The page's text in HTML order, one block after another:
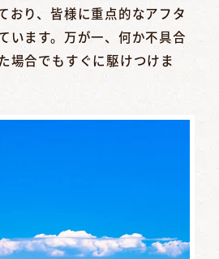
おり、皆様に重点的なアフタ
います。万が一、何か不具合
場合でもすぐに駆けつけま